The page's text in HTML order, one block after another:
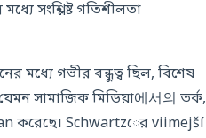
সংশ্লিষ্ট গতিশীলতা
মধ্যে গভীর বন্ধুত্ব ছিল, বিশেষ
সামাজিক মিডিয়া에서의 তর্ক,
করেছে। Schwartzের viimejší